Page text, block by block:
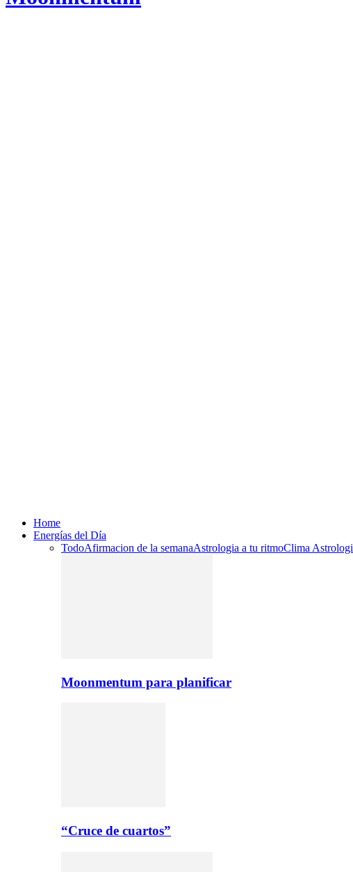
Home
Energías del Día
TodoAfirmacion de la semanaAstrologia a tu ritmoClima
Moonmentum para planificar
“Cruce de cuartos”